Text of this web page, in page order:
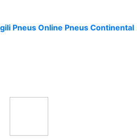
Pneus Online Pneus Continental